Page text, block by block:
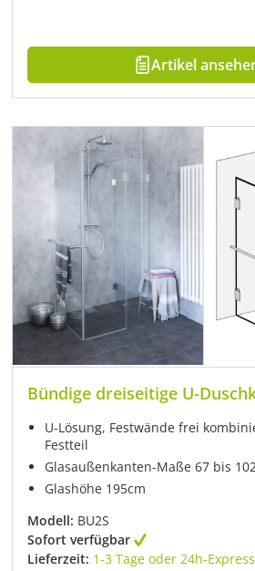
Artikel
Bündige dreiseitige U-
U-Lösung, Festwände frei
Festteil
Glasaußenkanten-Maße 67 bis
Glashöhe 195cm
Modell: BU2S
Sofort verfügbar
Lieferzeit: 1-3 Tage oder 24h-Express